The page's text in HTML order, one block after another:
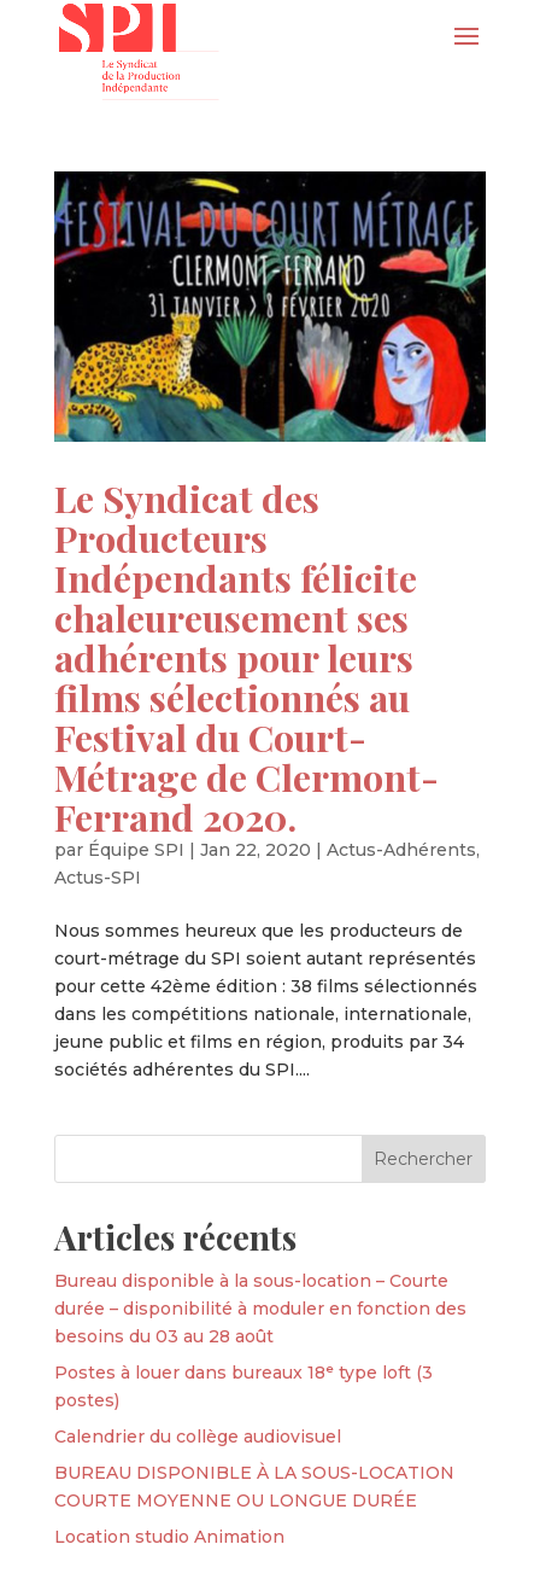
Le Syndicat des
Producteurs
Indépendants félicite
chaleureusement ses
adhérents pour leurs
films sélectionnés au
Festival du Court-
Métrage de Clermont-
Ferrand 2020.
par Équipe SPI | Jan 22, 2020 | Actus-Adhérents,
Actus-SPI
Nous sommes heureux que les producteurs de
court-métrage du SPI soient autant représentés
pour cette 42ème édition : 38 films sélectionnés
dans les compétitions nationale, internationale,
jeune public et films en région, produits par 34
sociétés adhérentes du SPI....
Articles récents
Bureau disponible à la sous-location – Courte
durée – disponibilité à moduler en fonction des
besoins du 03 au 28 août
Postes à louer dans bureaux 18ᵉ type loft (3
postes)
Calendrier du collège audiovisuel
BUREAU DISPONIBLE À LA SOUS-LOCATION
COURTE MOYENNE OU LONGUE DURÉE
Location studio Animation